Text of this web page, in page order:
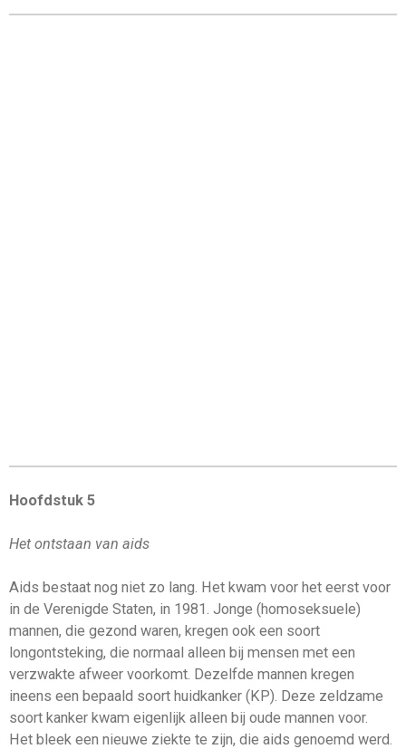
Hoofdstuk 5
Het ontstaan van aids
Aids bestaat nog niet zo lang. Het kwam voor het eerst voor
in de Verenigde Staten, in 1981. Jonge (homoseksuele)
mannen, die gezond waren, kregen ook een soort
longontsteking, die normaal alleen bij mensen met een
verzwakte afweer voorkomt. Dezelfde mannen kregen
ineens een bepaald soort huidkanker (KP). Deze zeldzame
soort kanker kwam eigenlijk alleen bij oude mannen voor.
Het bleek een nieuwe ziekte te zijn, die aids genoemd werd.